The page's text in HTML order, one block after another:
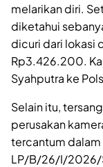
melarikan diri.
diketahui
dicuri dari lokasi
Rp3.426.200.
Syahputra ke
Selain itu,
perusakan
tercantum
LP/B/26/I/2026/